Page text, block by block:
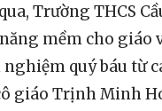
Trường THCS
mềm cho giáo
quý báu từ
giáo Trịnh Minh